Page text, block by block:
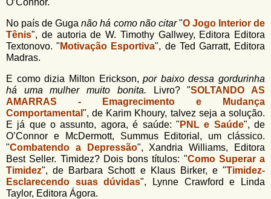
O’Connor.
No país de Guganão há como não citar"O Jogo Interior de
Tênis", de autoria de W. Timothy Gallwey, Editora Editora
Textonovo. " Motivação Esportiva", de Ted Garratt, Editora
Madras.
E como dizia Milton Erickson,por baixo dessa gordurinha
há uma mulher muito bonita.
Livro? "SOLTANDO AS
AMARRAS - Emagrecimento e Mudança
Comportamental ", de Karim Khoury, talvez seja a solução.
E já que o assunto, agora, é saúde: " PNL e Saúde", de
O’Connor e McDermott, Summus Editorial, um clássico.
"Combatendo a Depressão", Xandria Williams, Editora
Best Seller. Timidez? Dois bons títulos: "Como Superar a
Timidez", de Barbara Schott e Klaus Birker, e "Timidez-
Esclarecendo suas dúvidas", Lynne Crawford e Linda
Taylor, Editora Ágora.